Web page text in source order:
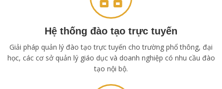
Hệ thống đào tạo trực tuyến
Giải pháp quản lý đào tạo trực tuyến cho trường phổ thông, đại
học, các cơ sở quản lý giáo dục và doanh nghiệp có nhu cầu đào
tạo nội bộ.